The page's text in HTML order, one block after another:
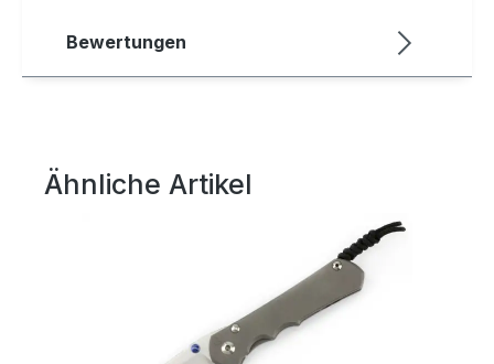
Bewertungen
Produktgalerie überspringen
Ähnliche Artikel